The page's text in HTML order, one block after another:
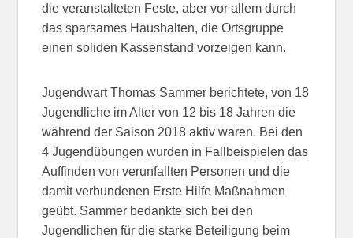
die veranstalteten Feste, aber vor allem durch
das sparsames Haushalten, die Ortsgruppe
einen soliden Kassenstand vorzeigen kann.
Jugendwart Thomas Sammer berichtete, von 18
Jugendliche im Alter von 12 bis 18 Jahren die
während der Saison 2018 aktiv waren. Bei den
4 Jugendübungen wurden in Fallbeispielen das
Auffinden von verunfallten Personen und die
damit verbundenen Erste Hilfe Maßnahmen
geübt. Sammer bedankte sich bei den
Jugendlichen für die starke Beteiligung beim